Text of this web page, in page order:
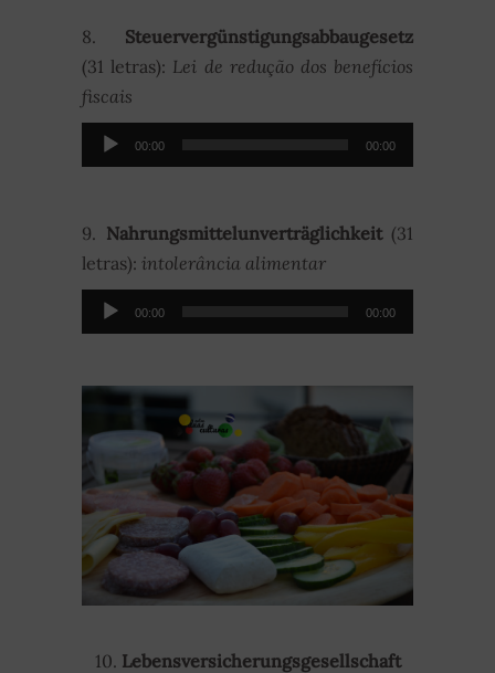
8. Steuervergünstigungsabbaugesetz
(31 letras): Lei de redução dos benefícios
fiscais
Player
00:00 00:00
9. Nahrungsmittelunverträglichkeit (31
letras): intolerância alimentar
Player
00:00 00:00
10. Lebensversicherungsgesellschaft